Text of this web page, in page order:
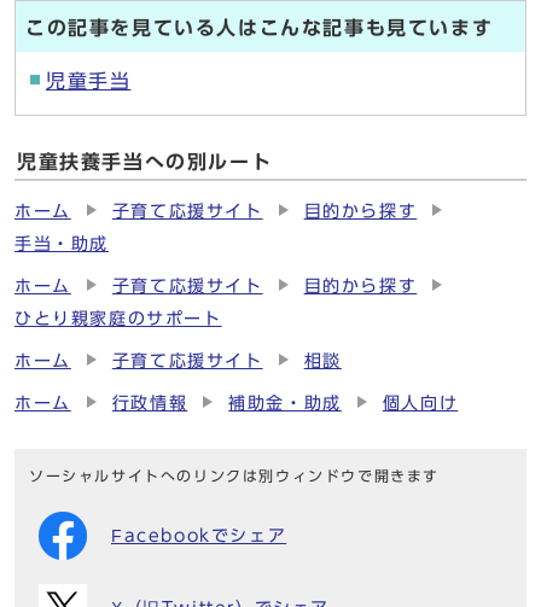
この記事を見ている人はこんな記事も見ています
児童手当
児童扶養手当への別ルート
ホーム 子育て応援サイト
目的から探す
手当・助成
ホーム 子育て応援サイト
目的から探す
ひとり親家庭のサポート
ホーム 子育て応援サイト 相談
ホーム 行政情報 補助金・助成 個人向け
ソーシャルサイトへのリンクは別ウィンドウで開きます
Facebookでシェア